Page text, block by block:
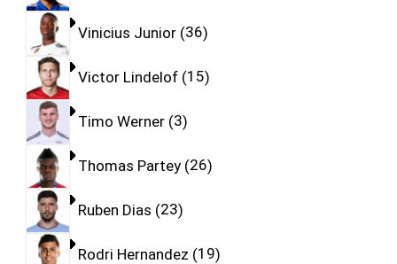
Vinicius Junior 36
Victor Lindelof 15
Timo Werner 3
Thomas Partey 26
Ruben Dias 23
Rodri Hernandez 19